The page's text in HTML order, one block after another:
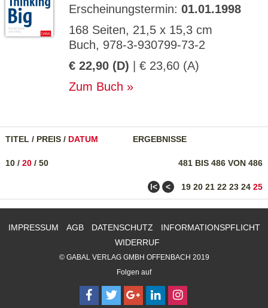
Erscheinungstermin: 01.01.1998
168 Seiten, 21,5 x 15,3 cm
Buch, 978-3-930799-73-2
€ 22,90 (D) | € 23,60 (A)
Zum Buch
TITEL / PREIS / DATUM ERGEBNISSE
481 BIS 486 VON 486
10 / 20 / 50
ǀ< < 19 20 21 22 23 24 25
IMPRESSUM AGB DATENSCHUTZ
INFORMATIONSPFLICHT
WIDERRUF
© GABAL VERLAG GMBH OFFENBACH 2019
Folgen auf